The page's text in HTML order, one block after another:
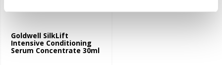
Goldwell SilkLift
Intensive Conditioning
Serum Concentrate 30ml